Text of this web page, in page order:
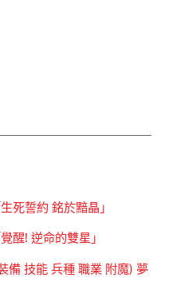
死誓約 銘於黯晶」
醒! 逆命的雙星」
備 技能 兵種 職業 附魔) 夢